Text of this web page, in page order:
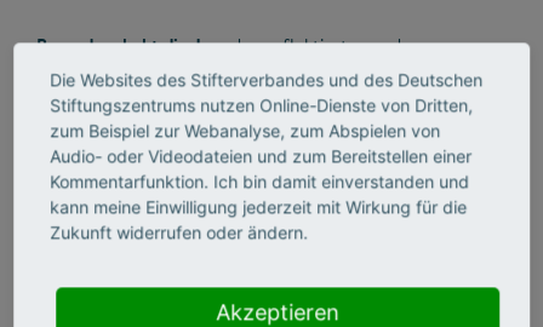
Besonders hebt die Juryden reflektierten und
kontinuierlichen Weiterentwicklungsansatz von Susanne
Bollmus hervor. Sie nutzt Evaluationen und
Feedbackformate konsequent zur Anpassung und
Verbesserung ihrer Lehrveranstaltungen und integriert
neue didaktische Konzepte wie
Inverted‑Classroom‑Modelle, hybride Lehrformate und
barrierearme Lernmaterialien. Auch der reflektierte
Intelligenz, ist Bestandteil ihrer Lehre.
Die Websites des Stifterverbandes und des Deutschen
Stiftungszentrums nutzen Online-Dienste von Dritten,
zum Beispiel zur Webanalyse, zum Abspielen von
Audio- oder Videodateien und zum Bereitstellen einer
Kommentarfunktion. Ich bin damit einverstanden und
kann meine Einwilligung jederzeit mit Wirkung für die
Zukunft widerrufen oder ändern.
Akzeptieren